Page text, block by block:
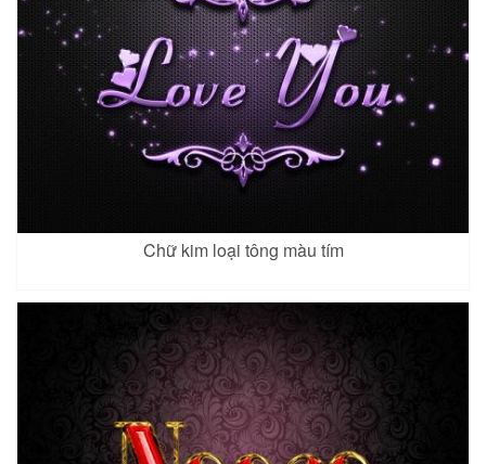
Chữ kim loại tông màu tím